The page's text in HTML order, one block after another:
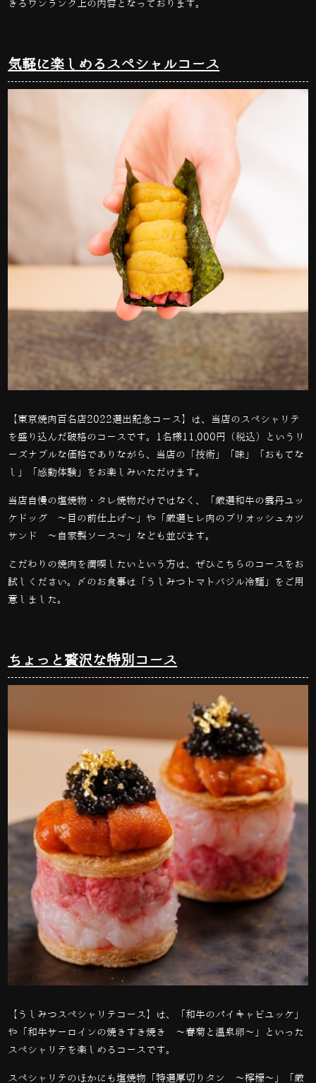
きるワンランク上の内容となっております。
気軽に楽しめるスペシャルコース
【東京焼肉百名店2022選出記念コース】は、当店のスペシャリテ
を盛り込んだ破格のコースです。
1名様11,000円（税込）というリ
ーズナブルな価格でありながら、当店の「技術」「味」「おもてな
し」「感動体験」をお楽しみいただけます。
当店自慢の塩焼物・タレ焼物だけではなく、「厳選和牛の雲丹ユッ
ケドッグ ～目の前仕上げ～」や「厳選ヒレ肉のブリオッシュカツ
サンド 〜自家製ソース〜」なども並びます。
こだわりの焼肉を満喫したいという方は、ぜひこちらのコースをお
試しください。〆のお食事は「うしみつトマトバジル冷麺」をご用
意しました。
ちょっと贅沢な特別コース
【うしみつスペシャリテコース】は、「和牛のパイキャビユッケ」
や「和牛サーロインの焼きすき焼き 〜春菊と温泉卵〜」といった
スペシャリテを楽しめるコースです。
スペシャリテのほかにも塩焼物「特選厚切りタン 〜檸檬〜」「厳